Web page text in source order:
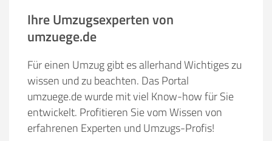
Ihre Umzugsexperten von
umzuege.de
Für einen Umzug gibt es allerhand Wichtiges zu
wissen und zu beachten. Das Portal
umzuege.de wurde mit viel Know-how für Sie
entwickelt. Profitieren Sie vom Wissen von
erfahrenen Experten und Umzugs-Profis!